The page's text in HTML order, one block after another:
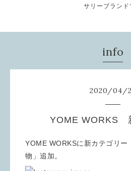
サリーブランド
info
2020/04/
YOME WORKS
YOME WORKSに新カテゴリー
物」追加。